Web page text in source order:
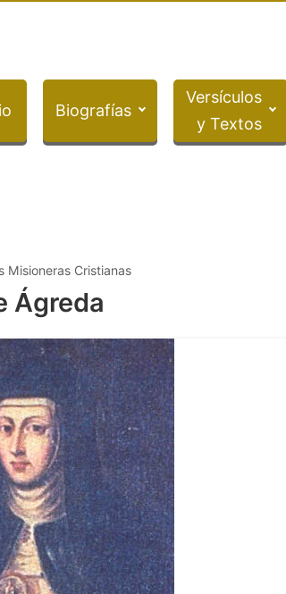
Biografías
Versículos
y Textos
Misioneras Cristianas
Ágreda